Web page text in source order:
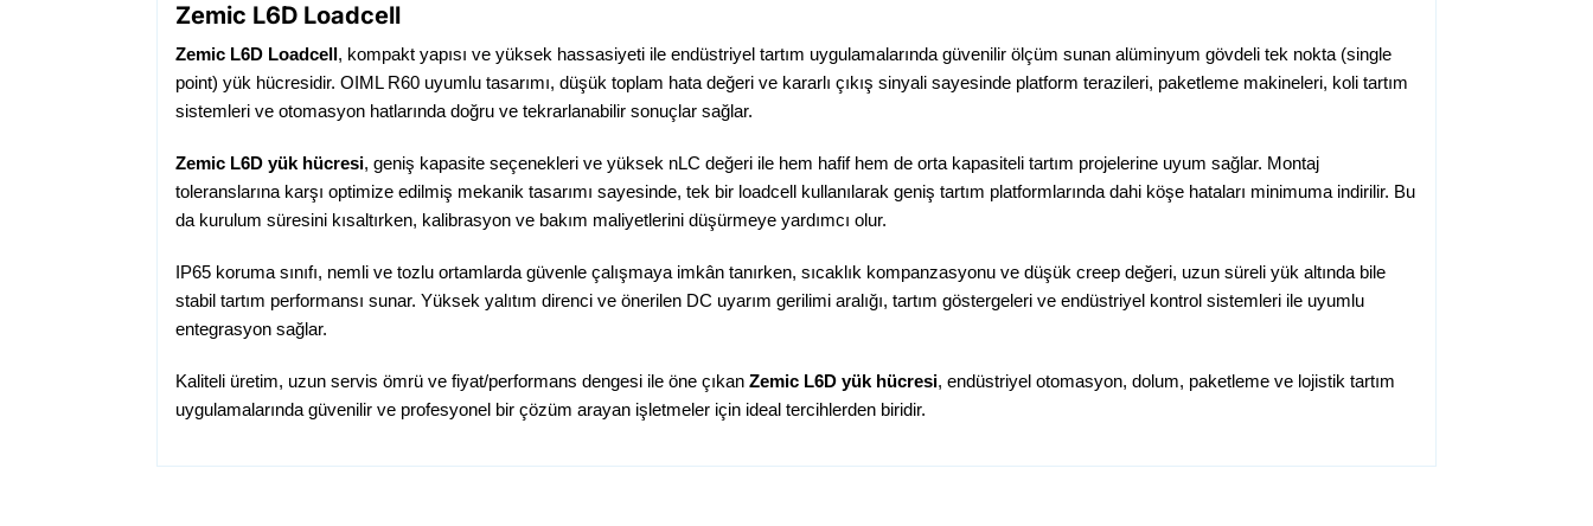
Zemic L6D Loadcell
Zemic L6D Loadcell, kompakt yapısı ve yüksek hassasiyeti ile endüstriyel tartım uygulamalarında güvenilir ölçüm sunan alüminyum gövdeli tek nokta (single
point) yük hücresidir. OIML R60 uyumlu tasarımı, düşük toplam hata değeri ve kararlı çıkış sinyali sayesinde platform terazileri, paketleme makineleri, koli tartım
sistemleri ve otomasyon hatlarında doğru ve tekrarlanabilir sonuçlar sağlar.
Zemic L6D yük hücresi, geniş kapasite seçenekleri ve yüksek nLC değeri ile hem hafif hem de orta kapasiteli tartım projelerine uyum sağlar. Montaj
toleranslarına karşı optimize edilmiş mekanik tasarımı sayesinde, tek bir loadcell kullanılarak geniş tartım platformlarında dahi köşe hataları minimuma indirilir. Bu
da kurulum süresini kısaltırken, kalibrasyon ve bakım maliyetlerini düşürmeye yardımcı olur.
IP65 koruma sınıfı, nemli ve tozlu ortamlarda güvenle çalışmaya imkân tanırken, sıcaklık kompanzasyonu ve düşük creep değeri, uzun süreli yük altında bile
stabil tartım performansı sunar. Yüksek yalıtım direnci ve önerilen DC uyarım gerilimi aralığı, tartım göstergeleri ve endüstriyel kontrol sistemleri ile uyumlu
entegrasyon sağlar.
Kaliteli üretim, uzun servis ömrü ve fiyat/performans dengesi ile öne çıkan Zemic L6D yük hücresi, endüstriyel otomasyon, dolum, paketleme ve lojistik tartım
uygulamalarında güvenilir ve profesyonel bir çözüm arayan işletmeler için ideal tercihlerden biridir.